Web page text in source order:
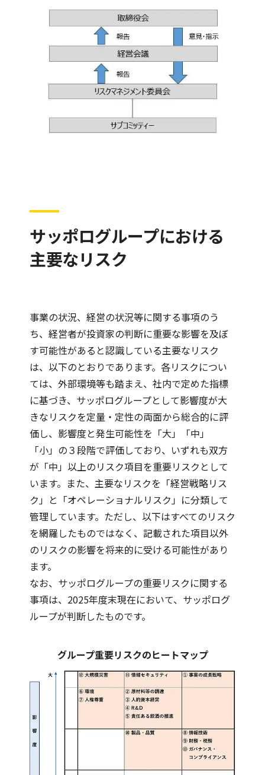
サッポログループにおける
主要なリスク
事業の状況、経営の状況等に関する事項のう
ち、経営者が投資家の判断に重要な影響を及ぼ
す可能性があると認識している主要なリスク
は、以下のとおりであります。各リスクについ
ては、外部環境等も踏まえ、社内で定めた指標
に基づき、サッポログループとして影響度が大
きなリスクを定量・定性の両面から総合的に評
価し、影響度と発生可能性を「大」「中」
「小」の３段階で評価しており、いずれも双方
が「中」以上のリスク項目を重要リスクとして
います。また、主要なリスクを「経営戦略リス
ク」と「オペレーショナルリスク」に分類して
管理しています。ただし、以下はすべてのリスク
を網羅したものではなく、記載された項目以外
のリスクの影響を将来的に受ける可能性があり
ます。
なお、サッポログループの重要リスクに関する
事項は、2025年度末現在において、サッポログ
ループが判断したものです。
グループ重要リスクのヒートマップ